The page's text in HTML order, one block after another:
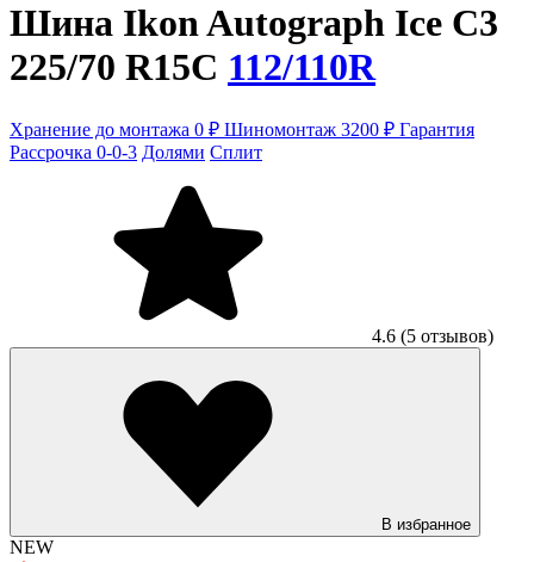
Шина Ikon Autograph Ice C3
225/70 R15C 112/110R
Хранение до монтажа 0 ₽ Шиномонтаж 3200 ₽ Гарантия
Рассрочка 0-0-3 Долями Сплит
4.6 (5 отзывов)
В избранное
NEW